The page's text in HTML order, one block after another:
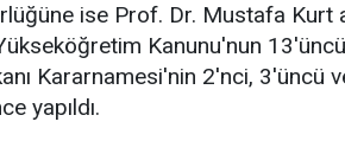
ise Prof. Dr. Mustafa Kurt
Kanunu'nun
Kararnamesi'nin 2'nci, 3'üncü
yapıldı.